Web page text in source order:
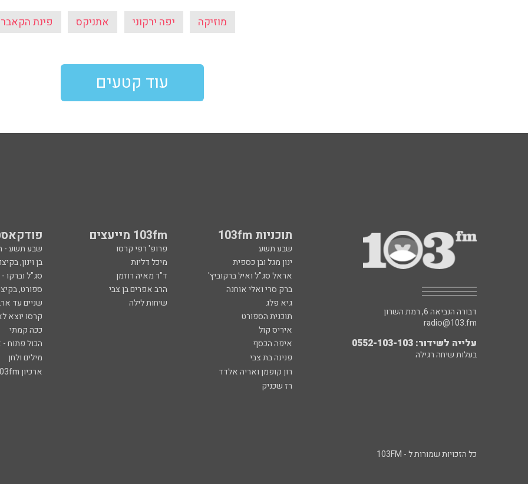
מוזיקה יפה ירקוני אתניקס פינת
עוד קטעים
תוכניות 103fm 103fm מייעצים
שבע תשע פרופ' רפי קרסו
שבע תשע -
ינון מגל ובן כספית
מיכל דליות
בן וינון,
אראל סג"ל ואיל ברקוביץ'
ד"ר מאיה רוזמן
סג"ל וברקו
ברק סרי ואלי אוחנה
הרב אפרים בן צבי
ספורט,
גיא פלג
שיחות לילה
שניים עד
תוכנית הספורט
קרסו יוצא
איריס קול
ככה קמתי
איפה הכסף
הכול פתוח -
פנינה בת צבי
מילים ולחן
רון קופמן ואריה אלדד
ארכיון 103fm
רז שכניק
דבורה הנביאה 6, רמת השרון
radio@103.fm
עלייה לשידור: 0552-103-103
בעלות שיחה רגילה
כל הזכויות שמורות ל - 103FM